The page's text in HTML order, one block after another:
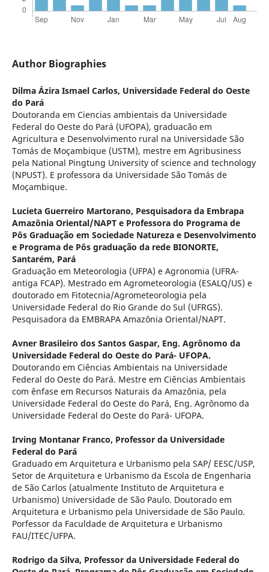
Author Biographies
Dilma Ázira Ismael Carlos, Universidade Federal do Oeste
do Pará
Doutoranda em Ciencias ambientais da Universidade
Federal do Oeste do Pará (UFOPA), graduacão em
Agricultura e Desenvolvimento rural na Universidade São
Tomás de Moçambique (USTM), mestre em Agribusiness
pela National Pingtung University of science and technology
(NPUST). E professora da Universidade São Tomás de
Moçambique.
Lucieta Guerreiro Martorano, Pesquisadora da Embrapa
Amazônia Oriental/NAPT e Professora do Programa de
Pôs Graduação em Sociedade Natureza e Desenvolvimento
e Programa de Pôs graduação da rede BIONORTE,
Santarém, Pará
Graduação em Meteorologia (UFPA) e Agronomia (UFRA-
antiga FCAP). Mestrado em Agrometeorologia (ESALQ/US) e
doutorado em Fitotecnia/Agrometeorologia pela
Universidade Federal do Rio Grande do Sul (UFRGS).
Pesquisadora da EMBRAPA Amazônia Oriental/NAPT.
Avner Brasileiro dos Santos Gaspar, Eng. Agrônomo da
Universidade Federal do Oeste do Pará- UFOPA.
Doutorando em Ciências Ambientais na Universidade
Federal do Oeste do Pará. Mestre em Ciências Ambientais
com ênfase em Recursos Naturais da Amazônia, pela
Universidade Federal do Oeste do Pará, Eng. Agrônomo da
Universidade Federal do Oeste do Pará- UFOPA.
Irving Montanar Franco, Professor da Universidade
Federal do Pará
Graduado em Arquitetura e Urbanismo pela SAP/ EESC/USP,
Setor de Arquitetura e Urbanismo da Escola de Engenharia
de São Carlos (atualmente Instituto de Arquitetura e
Urbanismo) Universidade de São Paulo. Doutorado em
Arquitetura e Urbanismo pela Universidade de São Paulo.
Porfessor da Faculdade de Arquitetura e Urbanismo
FAU/ITEC/UFPA.
Rodrigo da Silva, Professor da Universidade Federal do